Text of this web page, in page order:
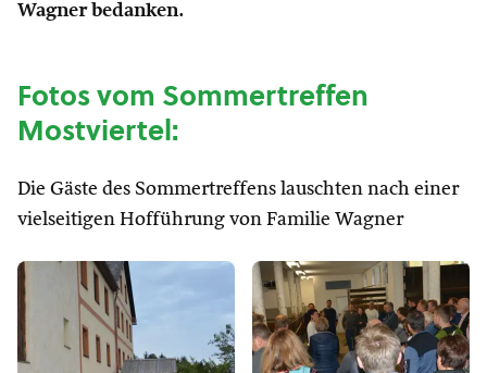
Wagner bedanken.
Fotos vom Sommertreffen
Mostviertel:
Die Gäste des Sommertreffens lauschten nach einer
vielseitigen Hofführung von Familie Wagner